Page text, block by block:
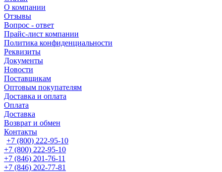
О компании
Отзывы
Вопрос - ответ
Прайс-лист компании
Политика конфиденциальности
Реквизиты
Документы
Новости
Поставщикам
Оптовым покупателям
Доставка и оплата
Оплата
Доставка
Возврат и обмен
Контакты
+7 (800) 222-95-10
+7 (800) 222-95-10
+7 (846) 201-76-11
+7 (846) 202-77-81